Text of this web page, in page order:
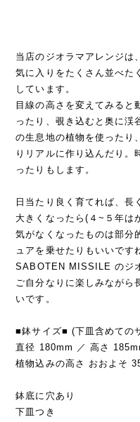
当店のジオラマアレンジは
気に入りをたくさん並べた
しています。
目線の高さを変えてみると
ったり、覗き込むと奥に渓
の生息地の植物を使ったり
りリアルに作り込んだり。
ったりもします。
日当たり良く育てれば、長
大きくなったら(４~５年は
気がなくなったものは部分
ュアを乗せたりもいいです
SABOTEN MISSILE のジ
ご自分なりに楽しみながら
いです。
■鉢サイズ■ (下皿含めての
直径 180mm ／ 高さ
植物込みの高さ おおよそ
鉢底に穴あり
下皿つき